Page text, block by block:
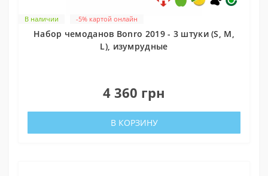
В наличии -5% картой онлайн
Набор чемоданов Bonro 2019 - 3 штуки (S, M,
L), изумрудные
4 360 грн
В КОРЗИНУ